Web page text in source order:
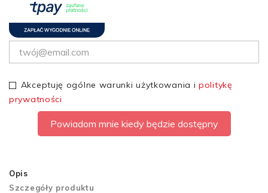
Akceptuję ogólne warunki użytkowania ipolitykę
prywatności
Powiadom mnie kiedy będzie dostępny
Opis
Szczegóły produktu